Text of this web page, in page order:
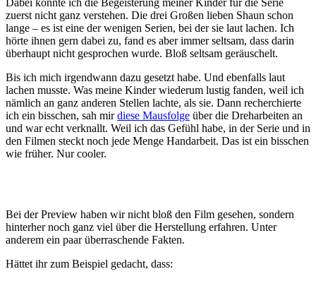
Dabei konnte ich die Begeisterung meiner Kinder für die Serie
zuerst nicht ganz verstehen. Die drei Großen lieben Shaun schon
lange – es ist eine der wenigen Serien, bei der sie laut lachen. Ich
hörte ihnen gern dabei zu, fand es aber immer seltsam, dass darin
überhaupt nicht gesprochen wurde. Bloß seltsam geräuschelt.
Bis ich mich irgendwann dazu gesetzt habe. Und ebenfalls laut
lachen musste. Was meine Kinder wiederum lustig fanden, weil ich
nämlich an ganz anderen Stellen lachte, als sie. Dann recherchierte
ich ein bisschen, sah mirdiese Mausfolge über die Dreharbeiten an
und war echt verknallt. Weil ich das Gefühl habe, in der Serie und in
den Filmen steckt noch jede Menge Handarbeit. Das ist ein bisschen
wie früher. Nur cooler.
Bei der Preview haben wir nicht bloß den Film gesehen, sondern
hinterher noch ganz viel über die Herstellung erfahren. Unter
anderem ein paar überraschende Fakten.
Hättet ihr zum Beispiel gedacht, dass: